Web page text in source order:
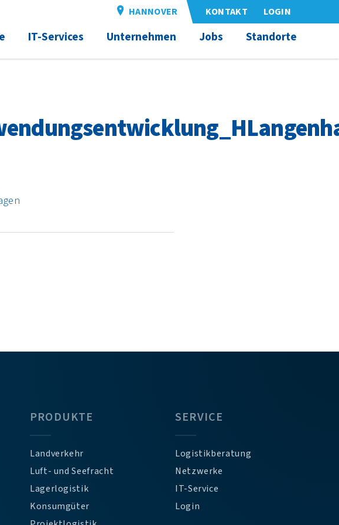
HANNOVER KONTAKT LOGIN
IT-Services Unternehmen Jobs Standorte
PRODUKTE
Landverkehr
Luft- und Seefracht
Lagerlogistik
Konsumgüter
SERVICE
Logistikberatung
Netzwerke
IT-Service
Login